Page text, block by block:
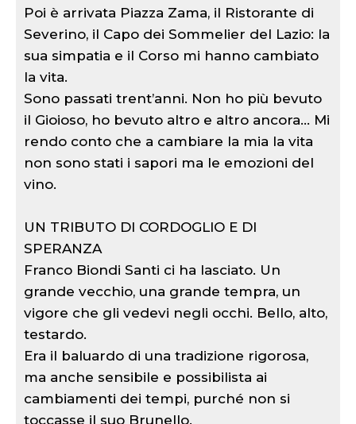
Poi è arrivata Piazza Zama, il Ristorante di
Severino, il Capo dei Sommelier del Lazio: la
sua simpatia e il Corso mi hanno cambiato
la vita.
Sono passati trent’anni. Non ho più bevuto
il Gioioso, ho bevuto altro e altro ancora… Mi
rendo conto che a cambiare la mia la vita
non sono stati i sapori ma le emozioni del
vino.
UN TRIBUTO DI CORDOGLIO E DI
SPERANZA
Franco Biondi Santi ci ha lasciato. Un
grande vecchio, una grande tempra, un
vigore che gli vedevi negli occhi. Bello, alto,
testardo.
Era il baluardo di una tradizione rigorosa,
ma anche sensibile e possibilista ai
cambiamenti dei tempi, purché non si
toccasse il suo Brunello.